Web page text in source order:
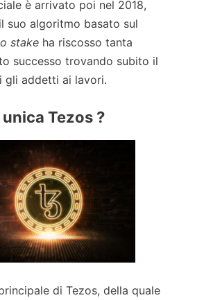
è arrivato poi nel 2018,
suo algoritmo basato sul
stake ha riscosso tanta
successo trovando subito il
gli addetti ai lavori.
Tezos ?
di Tezos, della quale